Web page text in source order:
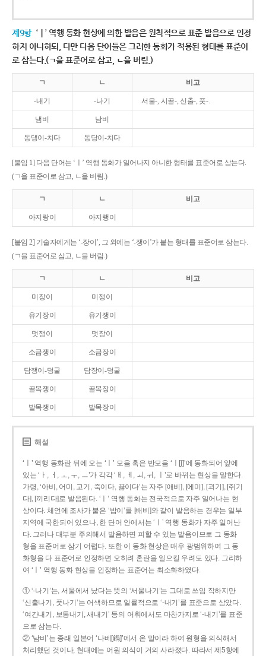
제9항 ‘ㅣ’ 역행 동화 현상에 의한 발음은 원칙적으로 표준 발음으로 인정
하지 아니하되, 다만 다음 단어들은 그러한 동화가 적용된 형태를 표준어
로 삼는다.(ㄱ을 표준어로 삼고, ㄴ을 버림.)
ㄱ ㄴ 비고
-내기 -나기 서울-, 시골-, 신출-, 풋-.
냄비 남비
동댕이-치다 동당이-치다
[붙임 1] 다음 단어는 ‘ㅣ’ 역행 동화가 일어나지 아니한 형태를 표준어로 삼는다.
(ㄱ을 표준어로 삼고, ㄴ을 버림.)
ㄱ ㄴ 비고
아지랑이 아지랭이
[붙임 2] 기술자에게는 ‘-장이’, 그 외에는 ‘-쟁이’가 붙는 형태를 표준어로 삼는다.
(ㄱ을 표준어로 삼고, ㄴ을 버림.)
ㄱ ㄴ 비고
미장이 미쟁이
유기장이 유기쟁이
멋쟁이 멋장이
소금쟁이 소금장이
담쟁이-덩굴 담장이-덩굴
골목쟁이 골목장이
발목쟁이 발목장이
해설
‘ㅣ’ 역행 동화란 뒤에 오는 ‘ㅣ’ 모음 혹은 반모음 ‘ㅣ[j]’에 동화되어 앞에
있는 ‘ㅏ, ㅓ, ㅗ, ㅜ, ㅡ’가 각각 ‘ㅐ, ㅔ, ㅚ, ㅟ, ㅣ’로 바뀌는 현상을 말한다.
가령, ‘아비, 어미, 고기, 죽이다, 끓이다’는 자주 [애비], [에미], [괴기], [쥐기
다], [끼리다]로 발음된다. ‘ㅣ’ 역행 동화는 전국적으로 자주 일어나는 현
상이다. 체언에 조사가 붙은 ‘밥이’를 [배비]와 같이 발음하는 경우는 일부
지역에 국한되어 있으나, 한 단어 안에서는 ‘ㅣ’ 역행 동화가 자주 일어난
다. 그러나 대부분 주의해서 발음하면 피할 수 있는 발음이므로 그 동화
형을 표준어로 삼기 어렵다. 또한 이 동화 현상은 매우 광범위하여 그 동
화형을 다 표준어로 인정하면 오히려 혼란을 일으킬 우려도 있다. 그리하
여 ‘ㅣ’ 역행 동화 현상을 인정하는 표준어는 최소화하였다.
① ‘-나기’는, 서울에서 났다는 뜻의 ‘서울나기’는 그대로 쓰임 직하지만
‘신출나기, 풋나기’는 어색하므로 일률적으로 ‘-내기’를 표준으로 삼았다.
‘여간내기, 보통내기, 새내기’ 등의 어휘에서도 마찬가지로 ‘-내기’를 표준
으로 삼는다.
② ‘남비’는 종래 일본어 ‘나베[鍋]’에서 온 말이라 하여 원형을 의식해서
처리했던 것이나, 현대에는 어원 의식이 거의 사라졌다. 따라서 제5항에